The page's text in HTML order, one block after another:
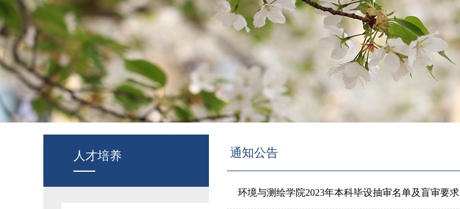
人才培养 通知公告
环境与测绘学院2023年本科毕设抽审名单及盲审要求